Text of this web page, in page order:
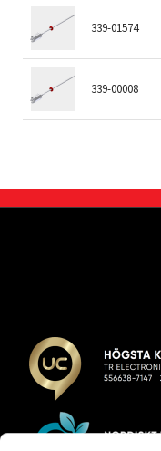
339-01574
339-00008